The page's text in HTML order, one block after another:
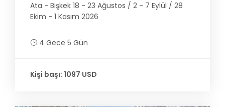
Ata - Bişkek 18 - 23 Ağustos / 2 - 7 Eylül / 28
Ekim - 1 Kasım 2026
4 Gece 5 Gün
Kişi başı: 1097 USD